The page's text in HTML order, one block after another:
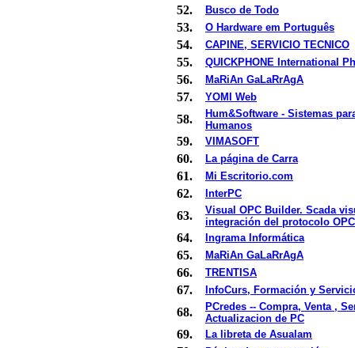
52. Busco de Todo
53. O Hardware em Português
54. CAPINE, SERVICIO TECNICO
55. QUICKPHONE International
56. MaRiAn GaLaRrAgA
57. YOMI Web
58.
Hum&Software - Sistemas
Humanos
59. VIMASOFT
60. La página de Carra
61. Mi Escritorio.com
62. InterPC
63.
Visual OPC Builder. Scada
integración del protocolo OPC
64. Ingrama Informática
65. MaRiAn GaLaRrAgA
66. TRENTISA
67. InfoCurs, Formación y
68.
PCredes -- Compra, Venta ,
Actualizacion de PC
69. La libreta de Asualam